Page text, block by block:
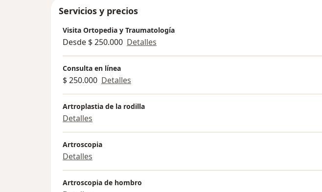
Servicios y precios
Visita Ortopedia y Traumatología
Desde $ 250.000 Detalles
Consulta en línea
$ 250.000 Detalles
Artroplastia de la rodilla
Detalles
Artroscopia
Detalles
Artroscopia de hombro